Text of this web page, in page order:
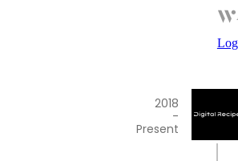
2018
-
Present